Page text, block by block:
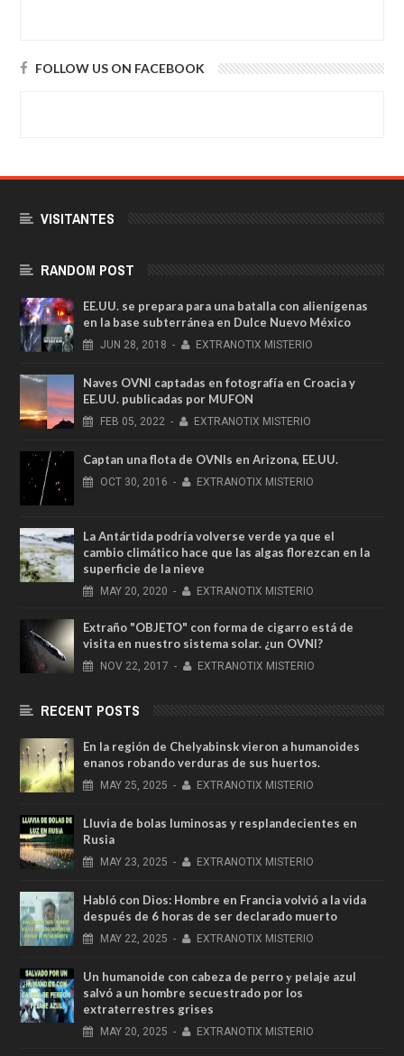
FOLLOW US ON FACEBOOK
VISITANTES
RANDOM POST
EE.UU. se prepara para una batalla con alienígenas
en la base subterránea en Dulce Nuevo México
JUN 28, 2018 - EXTRANOTIX MISTERIO
Naves OVNI captadas en fotografía en Croacia y
EE.UU. publicadas por MUFON
FEB 05, 2022 - EXTRANOTIX MISTERIO
Captan una flota de OVNIs en Arizona, EE.UU.
OCT 30, 2016 - EXTRANOTIX MISTERIO
La Antártida podría volverse verde ya que el
cambio climático hace que las algas florezcan en la
superficie de la nieve
MAY 20, 2020 - EXTRANOTIX MISTERIO
Extraño "OBJETO" con forma de cigarro está de
visita en nuestro sistema solar. ¿un OVNI?
NOV 22, 2017 - EXTRANOTIX MISTERIO
RECENT POSTS
En la región de Chelyabinsk vieron a humanoides
enanos robando verduras de sus huertos.
MAY 25, 2025 - EXTRANOTIX MISTERIO
Lluvia de bolas luminosas y resplandecientes en
Rusia
MAY 23, 2025 - EXTRANOTIX MISTERIO
Habló con Dios: Hombre en Francia volvió a la vida
después de 6 horas de ser declarado muerto
MAY 22, 2025 - EXTRANOTIX MISTERIO
Un humanoide con cabeza de perro у pelaje azul
salvó a un hombre secuestrado por los
extraterrestres grises
MAY 20, 2025 - EXTRANOTIX MISTERIO